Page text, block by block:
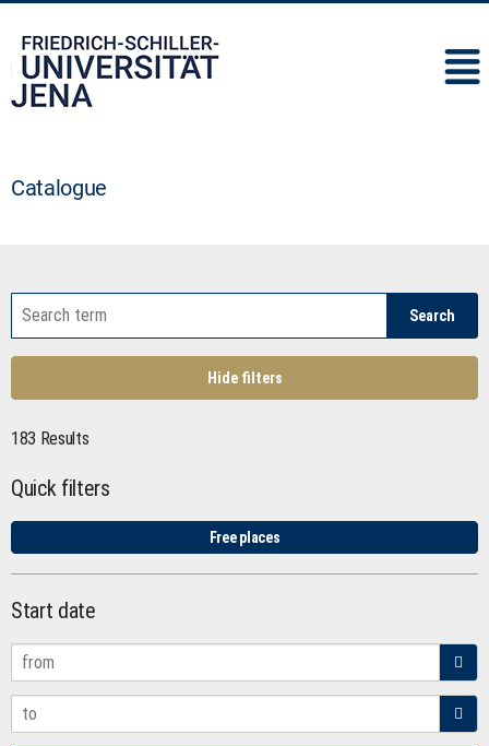
Catalogue
Search
Hide filters
183 Results
Quick filters
Free places
Start date